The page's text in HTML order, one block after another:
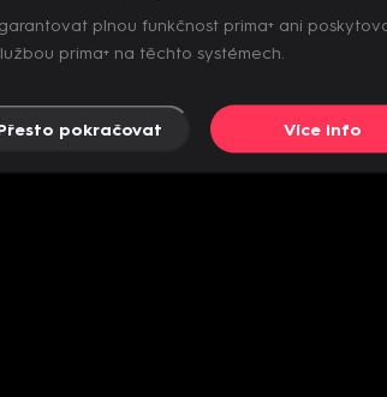
plnou funkčnost prima+ ani
prima+ na těchto systémech.
pokračovat Více info